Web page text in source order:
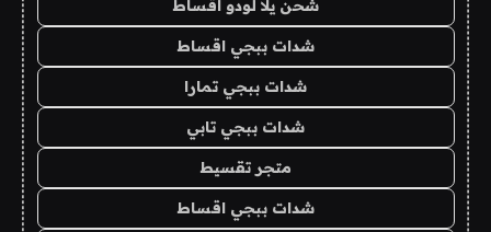
شحن يلا لودو اقساط
شدات ببجي اقساط
شدات ببجي تمارا
شدات ببجي تابي
متجر تقسيط
شدات ببجي اقساط